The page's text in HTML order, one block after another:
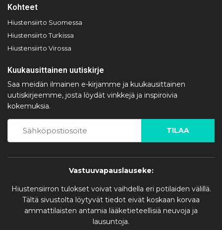
Kohteet
Hiustensiirto Suomessa
Hiustensiirto Turkissa
Hiustensiirto Virossa
Kuukausittainen uutiskirje
Saa meidän ilmainen e-kirjamme ja kuukausittainen
uutiskirjeemme, josta löydät vinkkejä ja inspiroivia
kokemuksia.
TILAA
Vastuuvapauslauseke:
Hiustensiirron tulokset voivat vaihdella eri potilaiden välillä.
Tältä sivustolta löytyvät tiedot eivät koskaan korvaa
ammattilaisten antamia lääketieteellisiä neuvoja ja
lausuntoja.